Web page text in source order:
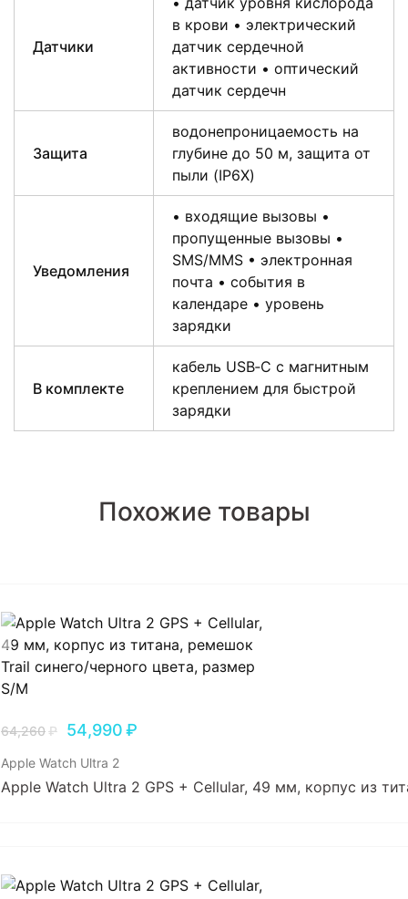
Датчики
в крови • электрический
датчик сердечной
активности • оптический
датчик сердечн
Защита
водонепроницаемость на
глубине до 50 м, защита от
пыли (IP6X)
Уведомления
• входящие вызовы •
пропущенные вызовы •
SMS/MMS • электронная
почта • события в
календаре • уровень
зарядки
В комплекте
кабель USB‑C с магнитным
креплением для быстрой
зарядки
Похожие товары
64,260₽ 54,990₽
Apple Watch Ultra 2
Apple Watch Ultra 2 GPS + Cellular, 49 мм, корпус из